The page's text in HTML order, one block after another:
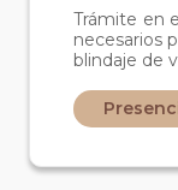
Trámite en
necesarios
blindaje de